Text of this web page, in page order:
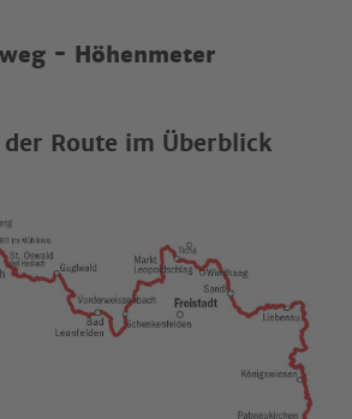
- Höhenmeter
Route im Überblick